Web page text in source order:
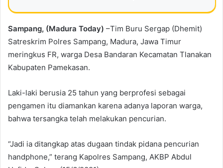
Sampang, (Madura Today) –Tim Buru Sergap (Dhemit)
Satreskrim Polres Sampang, Madura, Jawa Timur
meringkus FR, warga Desa Bandaran Kecamatan Tlanakan
Kabupaten Pamekasan.
Laki-laki berusia 25 tahun yang berprofesi sebagai
pengamen itu diamankan karena adanya laporan warga,
bahwa tersangka telah melakukan pencurian.
“Jadi ia ditangkap atas dugaan tindak pidana pencurian
handphone,” terang Kapolres Sampang, AKBP Abdul